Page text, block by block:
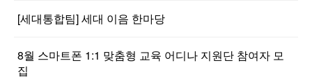
[세대통합팀] 세대 이음 한마당
8월 스마트폰 1:1 맞춤형 교육 어디나 지원단 참여자 모
집